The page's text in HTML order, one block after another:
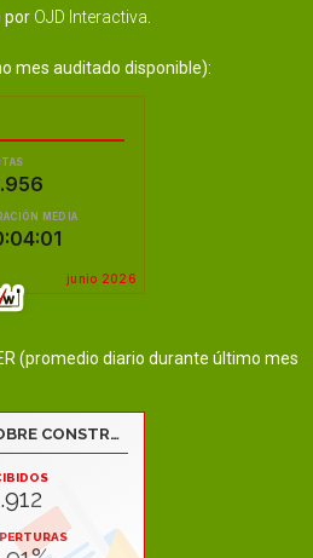
por OJD Interactiva
mes auditado disponible):
(promedio diario durante último mes